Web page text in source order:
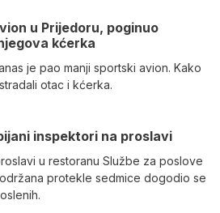
u Prijedoru, poginuo
kćerka
je pao manji sportski avion. Kako
otac i kćerka.
inspektori na proslavi
u restoranu Službe za poslove
protekle sedmice dogodio se